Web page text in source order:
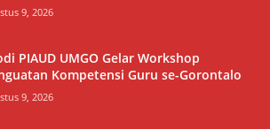
9, 2026
PIAUD UMGO Gelar Workshop
Kompetensi Guru se-Gorontalo
9, 2026